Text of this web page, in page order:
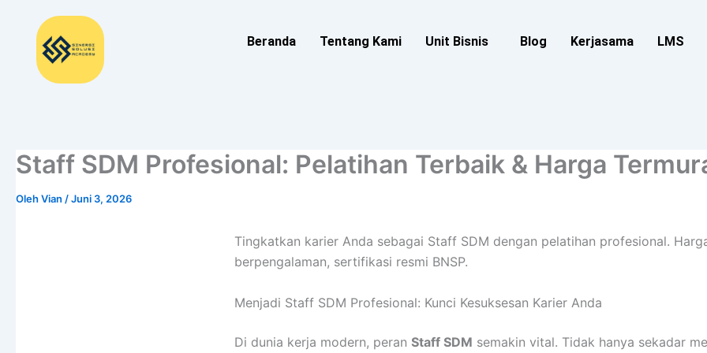
Beranda Tentang Kami Unit Bisnis Blog Kerjasama LMS
Staff SDM Profesional: Pelatihan Terbaik & Harga
OlehVian /Juni 3, 2026
Tingkatkan karier Anda sebagai Staff SDM dengan pelatihan profesional.
berpengalaman, sertifikasi resmi BNSP.
Menjadi Staff SDM Profesional: Kunci Kesuksesan Karier Anda
Di dunia kerja modern, peran Staff SDM semakin vital. Tidak hanya sekadar